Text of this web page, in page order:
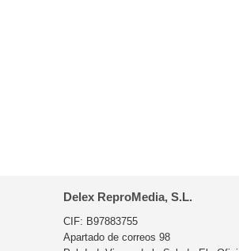
Delex ReproMedia, S.L.
CIF: B97883755
Apartado de correos 98